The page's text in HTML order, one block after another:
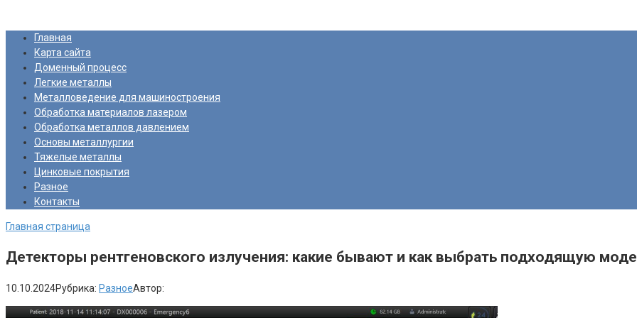
контентуГлавная
Карта сайта
Доменный процесс
Легкие металлы
Металловедение для машиностроения
Обработка материалов лазером
Обработка металлов давлением
Основы металлургии
Тяжелые металлы
Цинковые покрытия
Разное
Контакты
Главная страница
Детекторы рентгеновского излучения: какие бывают и как выбрать подходящую
10.10.2024Рубрика: РазноеАвтор: